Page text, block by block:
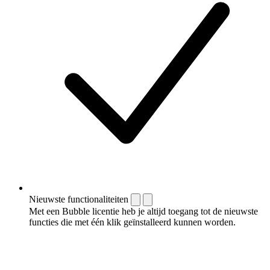
Nieuwste functionaliteiten
Met een Bubble licentie heb je altijd toegang tot de nieuwste
functies die met één klik geïnstalleerd kunnen worden.